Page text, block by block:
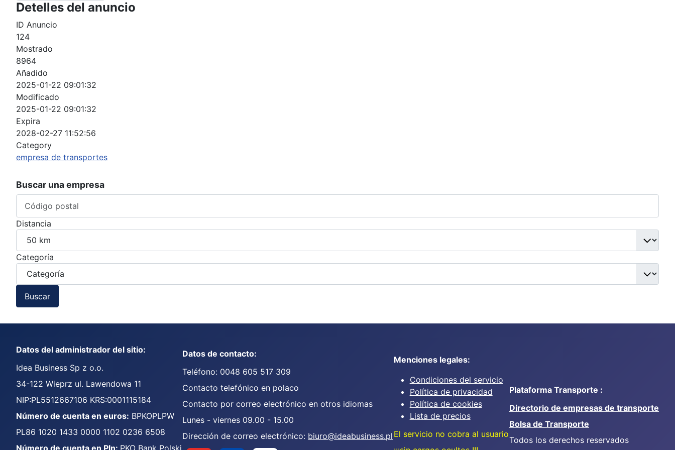
Detelles del anuncio
ID Anuncio
124
Mostrado
8964
Añadido
2025-01-22 09:01:32
Modificado
2025-01-22 09:01:32
Expira
2028-02-27 11:52:56
Category
empresa de transportes
Buscar una empresa
Distancia
Categoría
Buscar
Datos del administrador del sitio:
Idea Business Sp z o.o.
34-122 Wieprz ul. Lawendowa 11
NIP:PL5512667106 KRS:0001115184
Número de cuenta en euros: BPKOPLPW
PL86 1020 1433 0000 1102 0236 6508
Datos de contacto:
Teléfono: 0048 605 517 309
Contacto telefónico en polaco
Contacto por correo electrónico en otros idiomas
Lunes - viernes 09.00 - 15.00
Dirección de correo electrónico: biuro@ideabusiness.pl
Menciones legales:
Condiciones del servicio
Política de privacidad
Política de cookies
Lista de precios
El servicio no cobra al usuario
Plataforma Transporte :
Directorio de empresas de transporte
Bolsa de Transporte
Todos los derechos reservados